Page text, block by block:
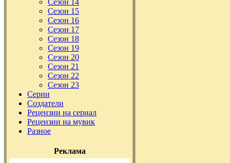
Сезон 14
Сезон 15
Сезон 16
Сезон 17
Сезон 18
Сезон 19
Сезон 20
Сезон 21
Сезон 22
Сезон 23
Серии
Создатели
Рецензии на сериал
Рецензии на мувик
Разное
Реклама